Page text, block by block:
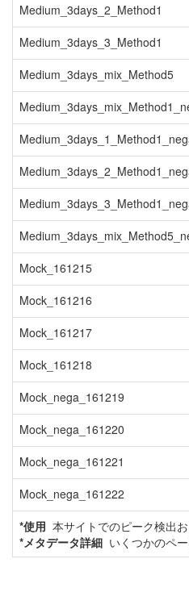
Medium_3days_2_Method1
Medium_3days_3_Method1
Medium_3days_mix_Method5
Mock_161215
Mock_161216
Mock_161217
Mock_161218
Mock_nega_161219
Mock_nega_161220
Mock_nega_161221
Mock_nega_161222
*使用 本サイトでのピーク検出
*メタデータ詳細 いくつかのペ